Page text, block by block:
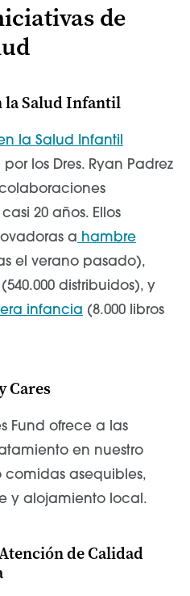
de
la Salud Infantil
la Salud Infantil
los Dres. Ryan Padrez
20 años. Ellos
a hambre
el verano pasado),
(540.000 distribuidos), y
infancia (8.000 libros
Cares
Fund ofrece a las
en nuestro
comidas asequibles,
y alojamiento local.
de Calidad